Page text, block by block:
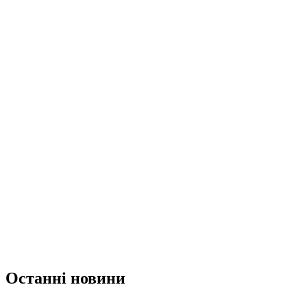
Останні новини